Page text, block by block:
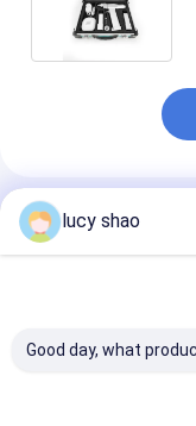
Productos
lucy shao
Good day, what